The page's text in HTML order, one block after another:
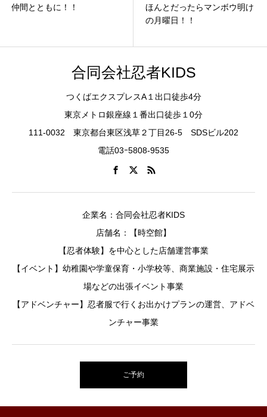
仲間とともに！！
ほんとだったらマンボウ明け
の月曜日！！
合同会社忍者KIDS
つくばエクスプレスA１出口徒歩4分
東京メトロ銀座線１番出口徒歩１0分
111-0032 東京都台東区浅草２丁目26-5 SDSビル202
電話03ｰ5808-9535
企業名：合同会社忍者KIDS
店舗名：【時空館】
【忍者体験】を中心とした店舗運営事業
【イベント】幼稚園や学童保育・小学校等、商業施設・住宅展示
場などの出張イベント事業
【アドベンチャー】忍者服で行くお出かけプランの運営、アドベ
ンチャー事業
ご予約